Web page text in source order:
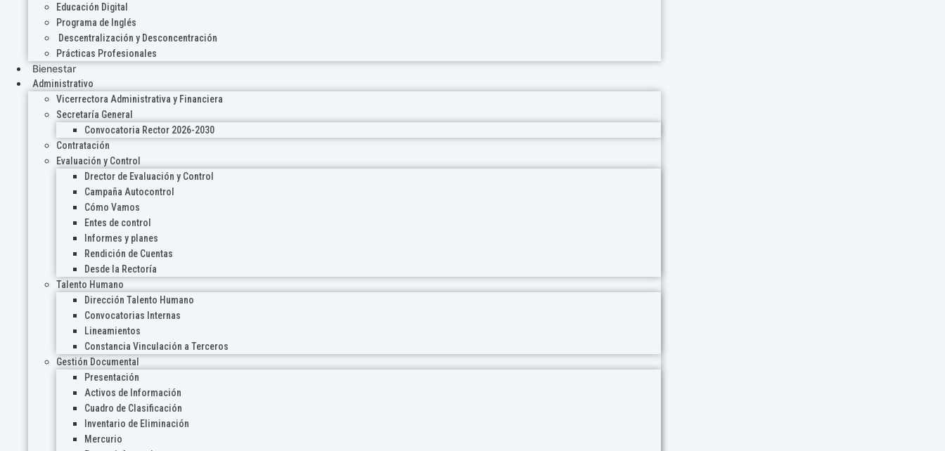
Educación Digital
Programa de Inglés
Descentralización y Desconcentración
Prácticas Profesionales
Bienestar
Administrativo
Vicerrectora Administrativa y Financiera
Secretaría General
Convocatoria Rector 2026-2030
Contratación
Evaluación y Control
Drector de Evaluación y Control
Campaña Autocontrol
Cómo Vamos
Entes de control
Informes y planes
Rendición de Cuentas
Desde la Rectoría
Talento Humano
Dirección Talento Humano
Convocatorias Internas
Lineamientos
Constancia Vinculación a Terceros
Gestión Documental
Presentación
Activos de Información
Cuadro de Clasificación
Inventario de Eliminación
Mercurio